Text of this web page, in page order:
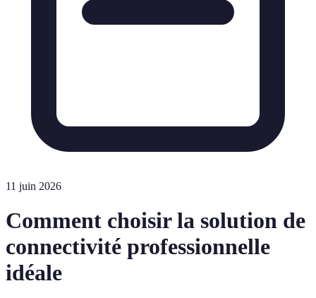
11 juin 2026
Comment choisir la solution de
connectivité professionnelle
idéale